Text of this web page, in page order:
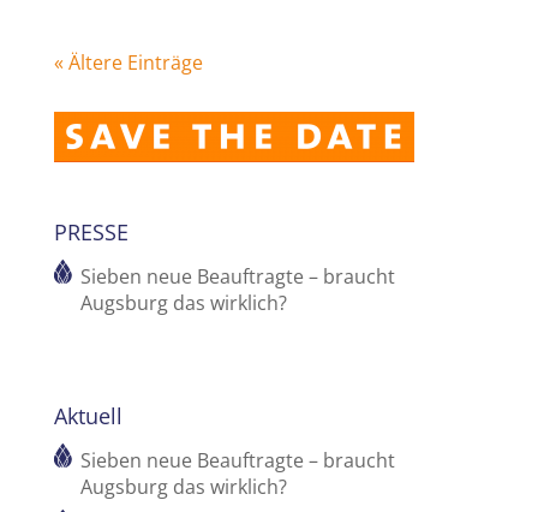
« Ältere Einträge
PRESSE
Sieben neue Beauftragte – braucht
Augsburg das wirklich?
Aktuell
Sieben neue Beauftragte – braucht
Augsburg das wirklich?